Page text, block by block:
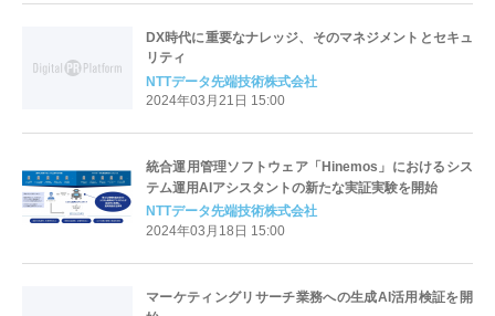
DX時代に重要なナレッジ、そのマネジメントとセキュ
リティ
NTTデータ先端技術株式会社
2024年03月21日 15:00
統合運用管理ソフトウェア「Hinemos」におけるシス
テム運用AIアシスタントの新たな実証実験を開始
NTTデータ先端技術株式会社
2024年03月18日 15:00
マーケティングリサーチ業務への生成AI活用検証を開